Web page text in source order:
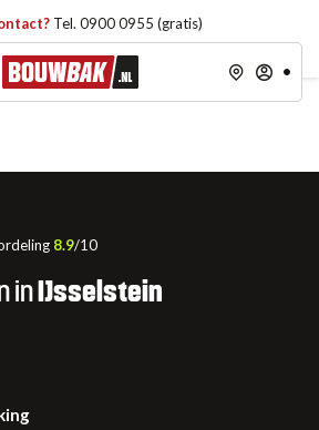
Tel. 0900 0955 (gratis)
8.9/10
in IJsselstein